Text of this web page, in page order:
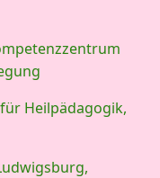
Heilpädagogik,